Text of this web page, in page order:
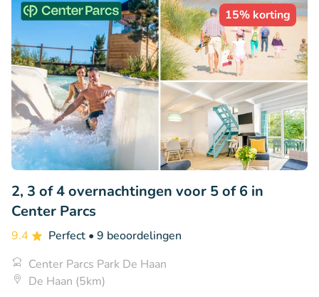
15% korting
2, 3 of 4 overnachtingen voor 5 of 6 in
Center Parcs
9.4 Perfect • 9 beoordelingen
Center Parcs Park De Haan
De Haan (5km)